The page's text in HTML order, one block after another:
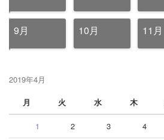
9月 10月 11月
2019年4月
月
火 水 木
1 2 3 4